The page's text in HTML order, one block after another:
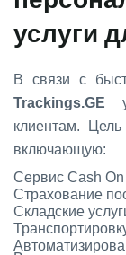
услуги
В связи с
Trackings.GE
клиентам.
включающую:
Сервис Cash
Страхование
Складские